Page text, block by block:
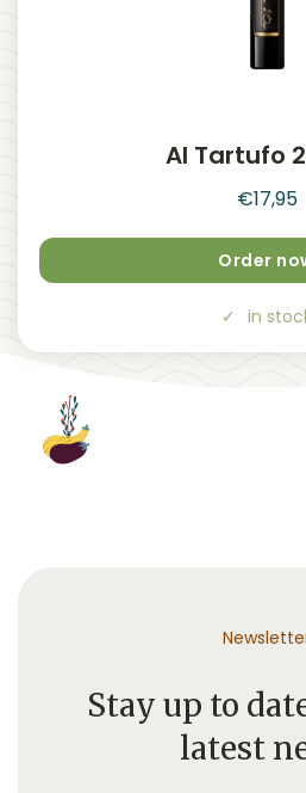
Al Tartufo
€17,95
Order
in
Stay up to
latest